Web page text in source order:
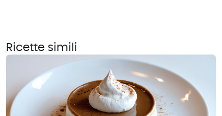
Ricette simili